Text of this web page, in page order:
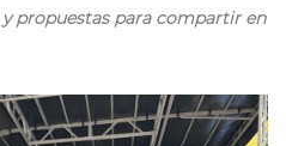
propuestas para compartir en